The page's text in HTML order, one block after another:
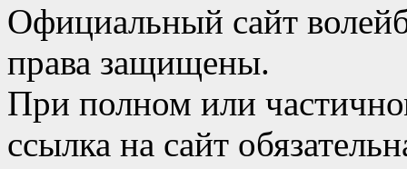
Официальный сайт
права защищены.
При полном или
ссылка на сайт